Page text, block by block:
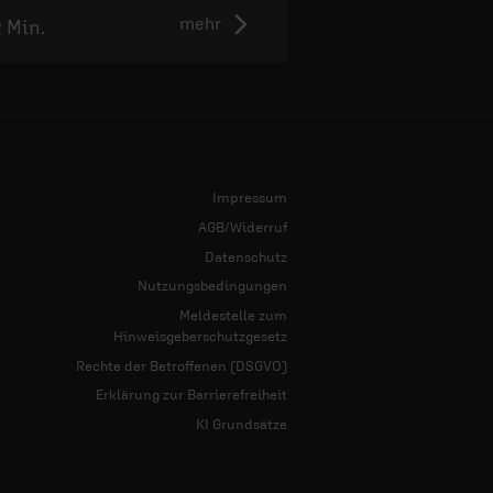
mehr
Min.
Impressum
AGB/Widerruf
Datenschutz
Nutzungsbedingungen
Meldestelle zum
Hinweisgeberschutzgesetz
Rechte der Betroffenen (DSGVO)
Erklärung zur Barrierefreiheit
KI Grundsätze